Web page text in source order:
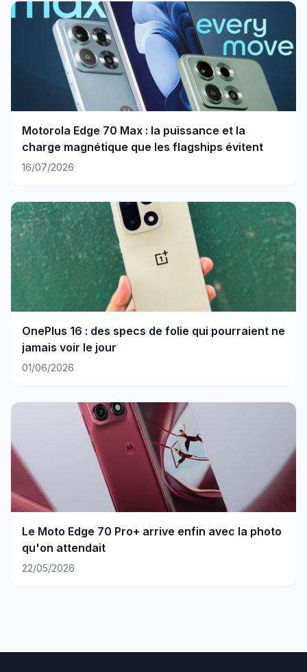
Motorola Edge 70 Max : la puissance et la
charge magnétique que les flagships évitent
16/07/2026
OnePlus 16 : des specs de folie qui pourraient ne
jamais voir le jour
01/06/2026
Le Moto Edge 70 Pro+ arrive enfin avec la photo
qu'on attendait
22/05/2026